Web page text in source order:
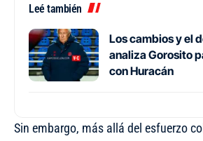
Leé también
Los cambios y el
analiza Gorosito
con Huracán
Sin embargo, más allá del esfuerzo